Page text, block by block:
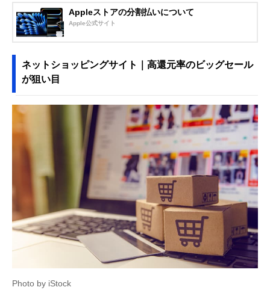
Appleストアの分割払いについて
Apple公式サイト
ネットショッピングサイト｜高還元率のビッグセール
が狙い目
Photo by iStock